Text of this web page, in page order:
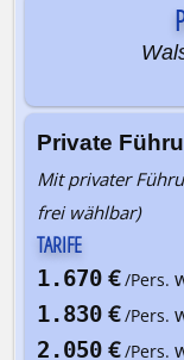
Private
Mit privater
frei wählbar)
TARIFE
1.670 € /Pers.
1.830 € /Pers.
2.050 € /Pers.